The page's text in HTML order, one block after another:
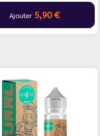
Ajouter 5,90 €